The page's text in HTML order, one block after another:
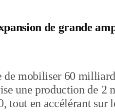
de grande
mobiliser 60
une production de 2
tout en accélérant sur